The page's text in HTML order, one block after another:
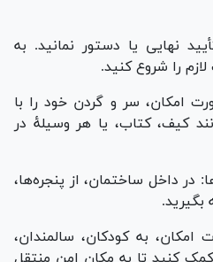
نهایی یا دستور نمانید. به
را شروع کنید.
امکان، سر و گردن خود را با
کیف، کتاب، یا هر وسیلهٔ در
در داخل ساختمان، از پنجره‌ها،
بگیرید.
به کودکان، سالمندان،
کمک کنید تا به مکان امن منتقل